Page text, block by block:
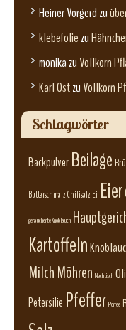
Heiner Vorgerd zu
klebefolie zu
monika zuVollkorn
Karl OstzuVollkorn
Schlagwörter
Backpulver Beilage
ButterschmalzChilisalz Ei Eier
geräucherte Knoblauch
Kartoffeln
MilchMöhren Nachtisch
Petersilie Pfeffer Porree